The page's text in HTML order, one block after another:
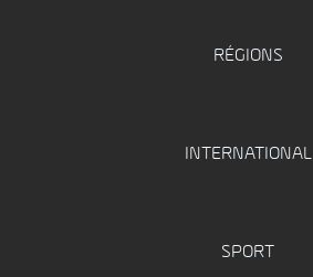
RÉGIONS
INTERNATIONAL
SPORT